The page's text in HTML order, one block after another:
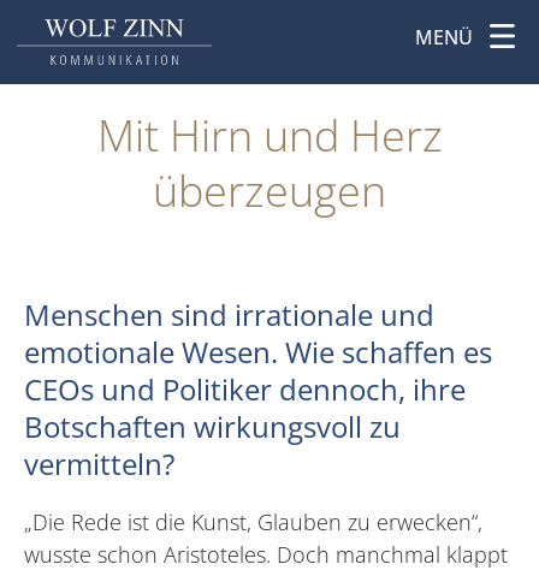
MENÜ
Mit Hirn und Herz
überzeugen
Menschen sind irrationale und
emotionale Wesen. Wie schaffen es
CEOs und Politiker dennoch, ihre
Botschaften wirkungsvoll zu
vermitteln?
„Die Rede ist die Kunst, Glauben zu erwecken“,
wusste schon Aristoteles. Doch manchmal klappt